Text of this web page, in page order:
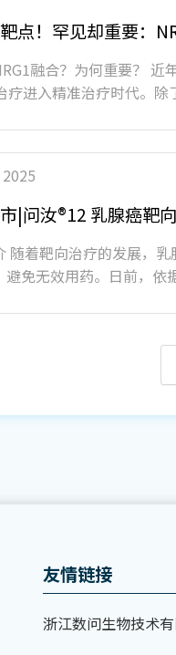
点！罕见却重要：
融合？为何重要？ 近
疗进入精准治疗时代。
|问汝®12 乳腺癌靶
随着靶向治疗的发展，
避免无效用药。日前，
友情链接
浙江数问生物技术